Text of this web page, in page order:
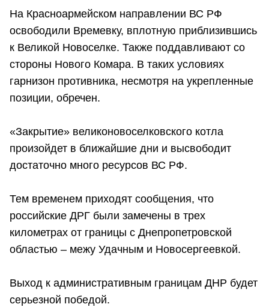
На Красноармейском направлении ВС РФ
освободили Времевку, вплотную приблизившись
к Великой Новоселке. Также поддавливают со
стороны Нового Комара. В таких условиях
гарнизон противника, несмотря на укрепленные
позиции, обречен.
«Закрытие» великоновоселковского котла
произойдет в ближайшие дни и высвободит
достаточно много ресурсов ВС РФ.
Тем временем приходят сообщения, что
российские ДРГ были замечены в трех
километрах от границы с Днепропетровской
областью – межу Удачным и Новосергеевкой.
Выход к административным границам ДНР будет
серьезной победой.